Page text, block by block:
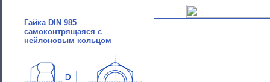
Гайка DIN 985
самоконтрящаяся с
нейлоновым кольцом